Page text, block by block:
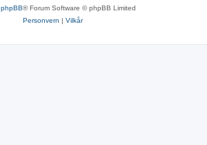
phpBB® Forum Software © phpBB Limited
Personvern | Vilkår